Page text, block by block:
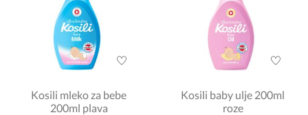
Kosili mleko za bebe
200ml plava
Kosili baby ulje 200ml
roze